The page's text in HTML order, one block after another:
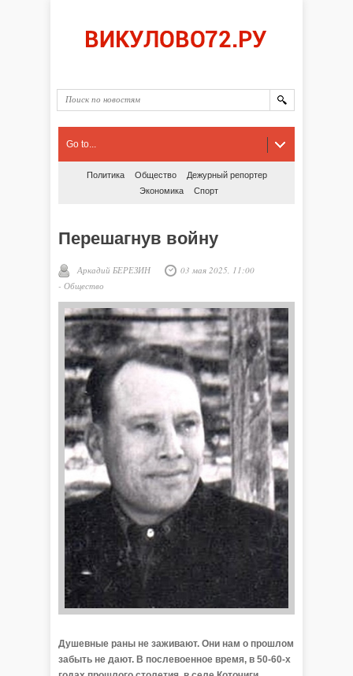
Go to...
Политика Общество
Дежурный репортер
Экономика
Спорт
Перешагнув войну
Аркадий БЕРЕЗИН
03 мая 2025, 11:00
- Общество
Душевные раны не заживают. Они нам о прошлом
забыть не дают. В послевоенное время, в 50-60-х